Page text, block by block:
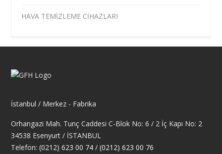
HAVA TEMİZLEME CİHAZLARI
İstanbul / Merkez - Fabrika
Orhangazi Mah. Tunç Caddesi C-Blok No: 6 / 2 İç Kapı No: 2
34538 Esenyurt / İSTANBUL
Telefon:(0212) 623 00 74 /(0212) 623 00 76